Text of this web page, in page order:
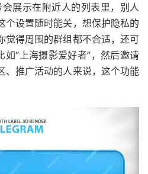
展示在附近人的列表里，别人
个设置随时能关，想保护隐私的
觉得周围的群组都不合适，还可
如“上海摄影爱好者”，然后邀请
、推广活动的人来说，这个功能